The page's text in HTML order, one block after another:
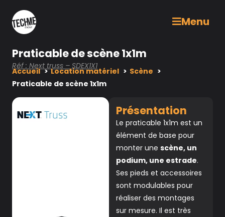
Menu
Praticable de scène 1x1m
Réf : Next truss – SDEX1X1
Accueil Location matériel
Scène
Praticable de scène 1x1m
Présentation
Le praticable 1x1m est un
élément de base pour
monter une scène, un
podium, une estrade.
Ses pieds et accessoires
sont modulables pour
réaliser des montages
sur mesure. Il est très